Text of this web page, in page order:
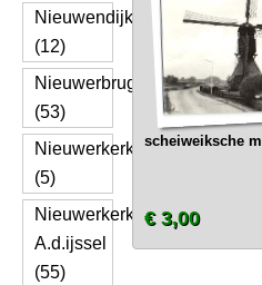
Nieuwendijk
(12)
Nieuwerbrug
(53)
Nieuwerkerk
(5)
Nieuwerkerk
A.d.ijssel
(55)
scheiweiksche
€ 3,00